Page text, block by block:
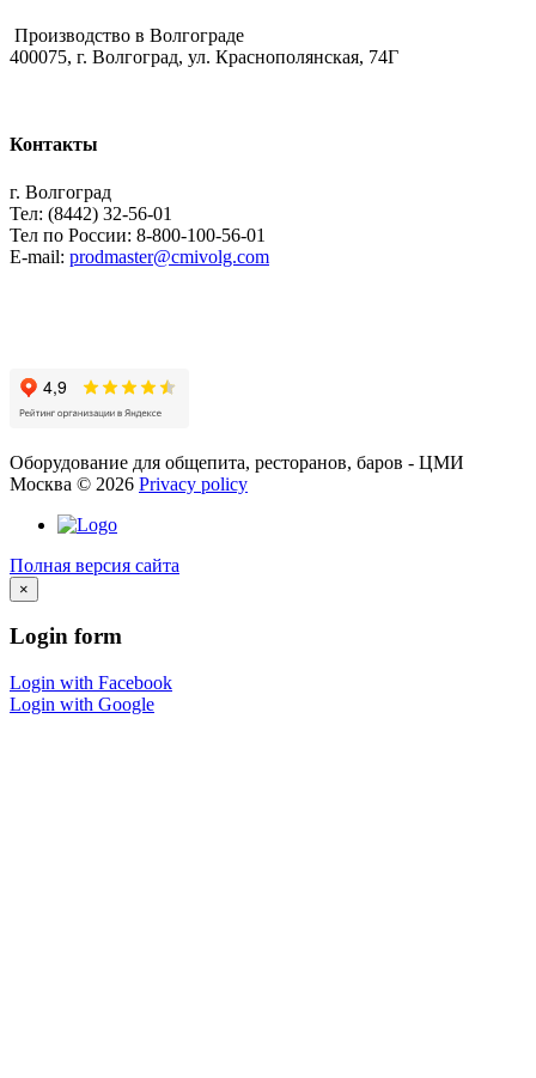
Производство в Волгограде
400075, г. Волгоград, ул. Краснополянская, 74Г
Контакты
г. Волгоград
Тел: (8442) 32-56-01
Тел по России: 8-800-100-56-01
E-mail: prodmaster@cmivolg.com
Оборудование для общепита, ресторанов, баров - ЦМИ
Москва © 2026 Privacy policy
Полная версия сайта
×
Login form
Login with Facebook
Login with Google